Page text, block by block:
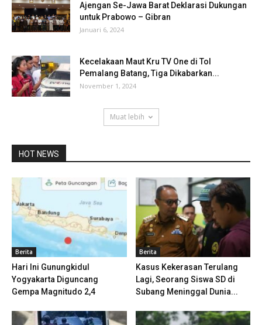
Ajengan Se-Jawa Barat Deklarasi Dukungan
untuk Prabowo – Gibran
Januari 6, 2024
Kecelakaan Maut Kru TV One di Tol
Pemalang Batang, Tiga Dikabarkan...
November 1, 2024
Muat lebih
HOT NEWS
Berita
Hari Ini Gunungkidul
Yogyakarta Diguncang
Gempa Magnitudo 2,4
Berita
Kasus Kekerasan Terulang
Lagi, Seorang Siswa SD di
Subang Meninggal Dunia...